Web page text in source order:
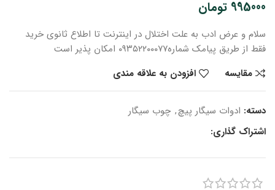
995000 تومان
سلام و عرض ادب به علت اختلال در اینترنت تا اطلاع ثانوی خرید
فقط از طریق پیامک شماره۰۹۳۵۲۲۰۰۰۷۷ امکان پذیر است
مقایسه
افزودن به علاقه مندی
دسته: ادوات سیگار پیچ, چوب سیگار
اشتراک گذاری: